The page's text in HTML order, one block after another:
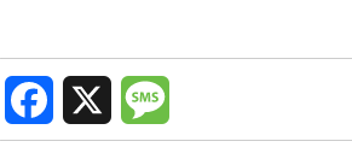
F
c
e
X
M
s
s